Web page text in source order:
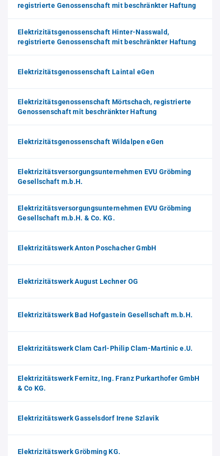
registrierte Genossenschaft mit beschränkter Haftung
Elektrizitätsgenossenschaft Hinter-Nasswald,
registrierte Genossenschaft mit beschränkter Haftung
Elektrizitätsgenossenschaft Laintal eGen
Elektrizitätsgenossenschaft Mörtschach, registrierte
Genossenschaft mit beschränkter Haftung
Elektrizitätsgenossenschaft Wildalpen eGen
Elektrizitätsversorgungsunternehmen EVU Gröbming
Gesellschaft m.b.H.
Elektrizitätsversorgungsunternehmen EVU Gröbming
Gesellschaft m.b.H. & Co. KG.
Elektrizitätswerk Anton Poschacher GmbH
Elektrizitätswerk August Lechner OG
Elektrizitätswerk Bad Hofgastein Gesellschaft m.b.H.
Elektrizitätswerk Clam Carl-Philip Clam-Martinic e.U.
Elektrizitätswerk Fernitz, Ing. Franz Purkarthofer GmbH
& Co KG.
Elektrizitätswerk Gasselsdorf Irene Szlavik
Elektrizitätswerk Gröbming KG.